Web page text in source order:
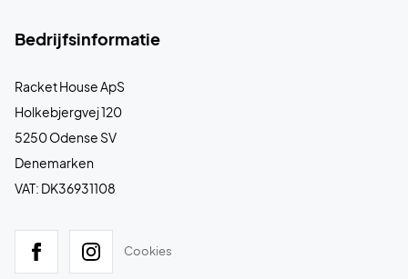
Bedrijfsinformatie
Racket House ApS
Holkebjergvej 120
5250 Odense SV
Denemarken
VAT: DK36931108
Cookies